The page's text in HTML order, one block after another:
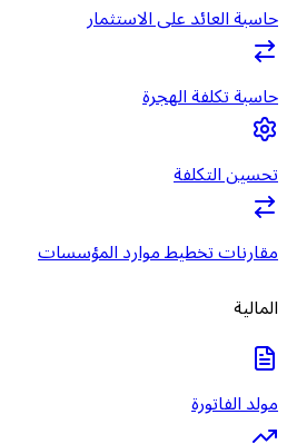
حاسبة العائد على الاستثمار
حاسبة تكلفة الهجرة
تحسين التكلفة
مقارنات تخطيط موارد المؤسسات
المالية
مولد الفاتورة